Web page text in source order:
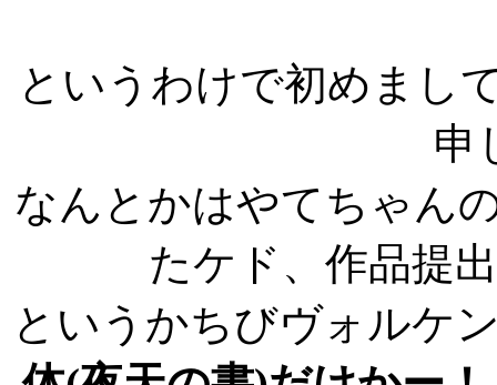
というわけで初めまし
申
なんとかはやてちゃん
たケド、作品提
というかちびヴォルケ